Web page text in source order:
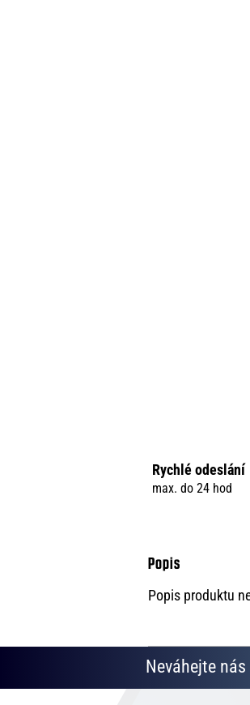
Rychlé odeslání
max. do 24 hod
Popis produktu
Neváhejte